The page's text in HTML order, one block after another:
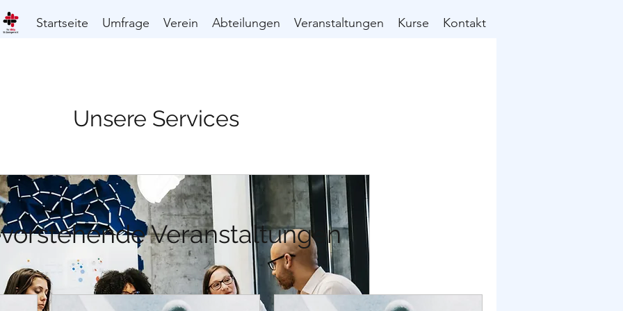
Startseite Umfrage Verein Abteilungen Veranstaltungen Kurse Kontakt
Unsere Services
Veranstaltungen